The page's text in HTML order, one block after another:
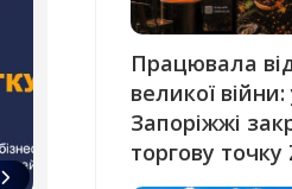
Працювала
великої війни:
Запоріжжі
торгову точку